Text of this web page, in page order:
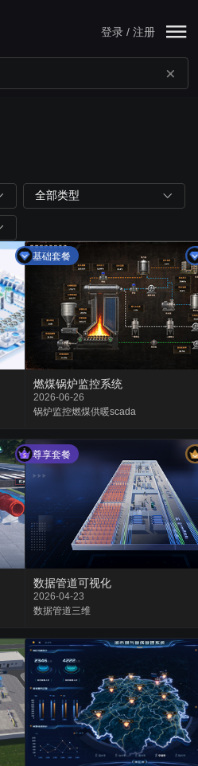
登录 / 注册
全部类型
基础套餐
燃煤锅炉监控系统
2026-06-26
锅炉监控燃煤供暖scada
尊享套餐
数据管道可视化
2026-04-23
数据管道三维